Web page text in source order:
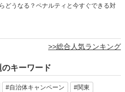
どうなる？ペナルティと今すぐできる対
>>総合人気ランキング
キーワード
#自治体キャンペーン #関東